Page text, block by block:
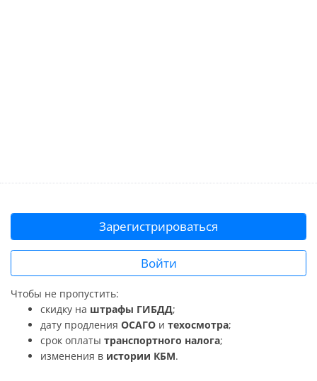
Зарегистрироваться
Войти
Чтобы не пропустить:
скидку на штрафы ГИБДД;
дату продления ОСАГО и техосмотра;
срок оплаты транспортного налога;
изменения в истории КБМ.